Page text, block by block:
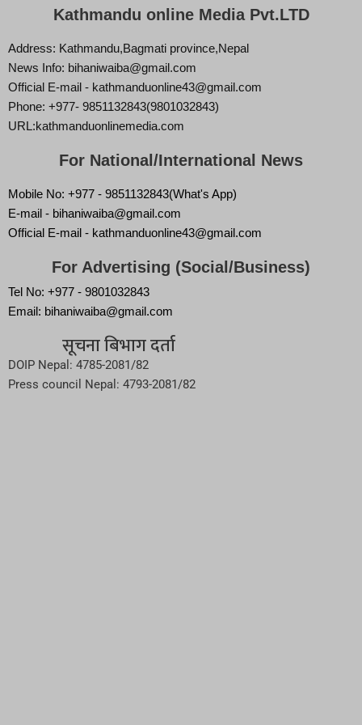
Kathmandu online Media Pvt.LTD
Address: Kathmandu,Bagmati province,Nepal
News Info: bihaniwaiba@gmail.com
Official E-mail - kathmanduonline43@gmail.com
Phone: +977- 9851132843(9801032843)
URL:kathmanduonlinemedia.com
For National/International News
Mobile No: +977 - 9851132843(What's App)
E-mail - bihaniwaiba@gmail.com
Official E-mail - kathmanduonline43@gmail.com
For Advertising (Social/Business)
Tel No: +977 - 9801032843
Email: bihaniwaiba@gmail.com
सूचना बिभाग दर्ता
DOIP Nepal: 4785-2081/82
Press council Nepal: 4793-2081/82